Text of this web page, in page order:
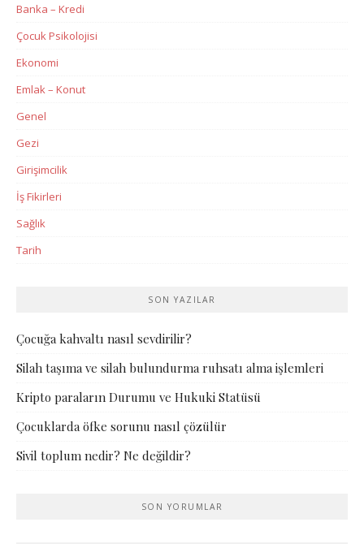
Banka – Kredi
Çocuk Psikolojisi
Ekonomi
Emlak – Konut
Genel
Gezi
Girişimcilik
İş Fikirleri
Sağlık
Tarih
SON YAZILAR
Çocuğa kahvaltı nasıl sevdirilir?
Silah taşıma ve silah bulundurma ruhsatı alma işlemleri
Kripto paraların Durumu ve Hukuki Statüsü
Çocuklarda öfke sorunu nasıl çözülür
Sivil toplum nedir? Ne değildir?
SON YORUMLAR